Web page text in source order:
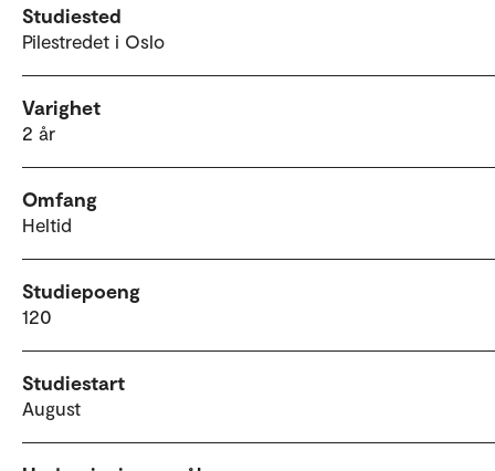
Studiested
Pilestredet i Oslo
Varighet
2 år
Omfang
Heltid
Studiepoeng
120
Studiestart
August